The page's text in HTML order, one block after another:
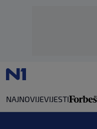
NAJNOVIJEVIJESTI